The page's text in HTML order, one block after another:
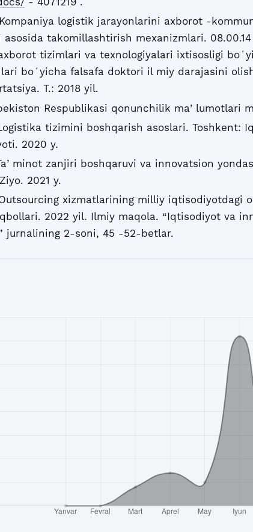
logistik jarayonlarini axborot -
asosida takomillashtirish mexanizmlari.
tizimlari va texnologiyalari ixtisosligi
boʻyicha falsafa doktori il miy darajasini
T.: 2018 yil.
Respublikasi qonunchilik maʼlumotlari
tizimini boshqarish asoslari. Toshkent:
2020 y.
zanjiri boshqaruvi va innovatsion
2021 y.
xizmatlarining milliy iqtisodiyotdagi
2022 yil. Ilmiy maqola. “Iqtisodiyot va
jurnalining 2-soni, 45 -52-betlar.